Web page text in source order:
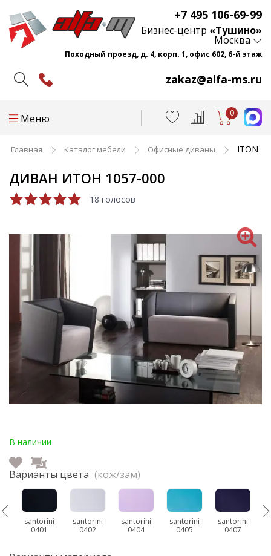
+7 495 106-69-99
zakaz@alfa-ms.ru
Бизнес-центр «Тушино»
Москва
Походный проезд, д. 4, корп. 1, офис 602, 6-й этаж
Меню 0
Главная Каталог мебели Офисные диваны ITON
ДИВАН ИТОН 1057-000
18 голосов
В наличии
Варианты цвета (кож/зам)
santorini
0401
santorini
0402
santorini
0404
santorini
0405
santorini
0407